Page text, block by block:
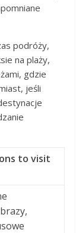
podróży,
na plaży,
gdzie
jeśli
to visit